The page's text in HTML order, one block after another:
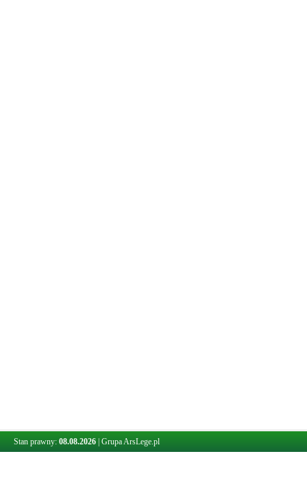
Stan prawny: 08.08.2026 Grupa ArsLege.pl